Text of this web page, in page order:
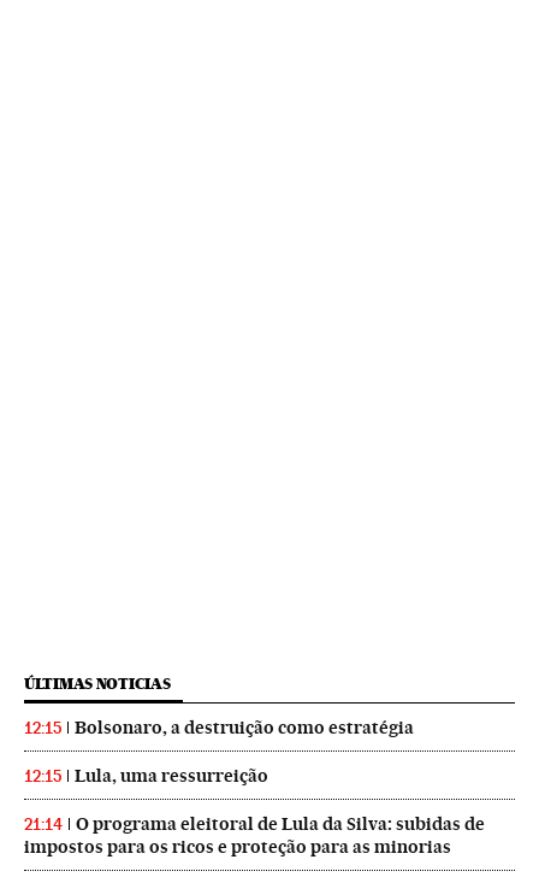
ÚLTIMAS NOTICIAS
12:15 Bolsonaro, a destruição como estratégia
12:15 Lula, uma ressurreição
21:14
O programa eleitoral de Lula da Silva: subidas de
impostos para os ricos e proteção para as minorias